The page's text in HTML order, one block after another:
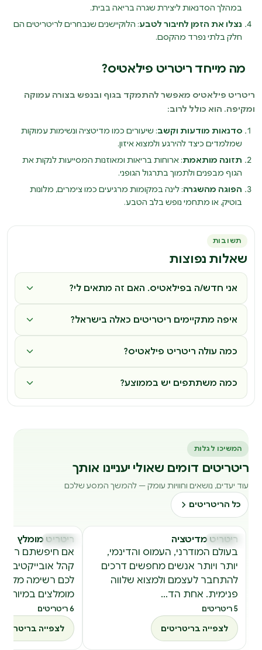
במהלך הסדנאות ליצירת שגרה בריאה בבית.
נצלו את הזמן לחיבור לטבע: הלוקיישנים שנבחרים לריטריטים הם
חלק בלתי נפרד מהקסם.
מה מייחד ריטריט פילאטיס?
ריטריט פילאטיס מאפשר להתמקד בגוף ובנפש בצורה עמוקה
ומקיפה. הוא כולל לרוב:
סדנאות מודעות וקשב: שיעורים כמו מדיטציה ונשימות עמוקות
שמלמדים כיצד להירגע ולמצוא איזון.
תזונה מותאמת: ארוחות בריאות ומאוזנות המסייעות לנקות את
הגוף מבפנים ולתמוך בתרגול הגופני.
הפוגה מהשגרה: לינה במקומות מרגיעים כמו צימרים, מלונות
בוטיק, או מתחמי נופש בלב הטבע.
תשובות
שאלות נפוצות
אני חדש/ה בפילאטיס. האם זה מתאים לי?
איפה מתקיימים ריטריטים כאלה בישראל?
כמה עולה ריטריט פילאטיס?
כמה משתתפים יש בממוצע?
המשיכו לגלות
ריטריטים דומים שאולי יעניינו אותך
עוד יעדים, נושאים וחוויות עומק — להמשך המסע שלכם
כל הריטריטים
ר
ריטריטים
ריטריט מדיטציה
בעולם המודרני, העמוס והדינמי,
יותר ויותר אנשים מחפשים דרכים
להתחבר לעצמם ולמצוא שלווה
פנימית. אחת הד…
5 ריטריטים
לצפייה בריטריטים
ר
ריטריטים
ריטריט מומלץ
אם חיפשתם
לכם רשימה
מומלצים במיוח…
6 ריטריטים
לצפייה